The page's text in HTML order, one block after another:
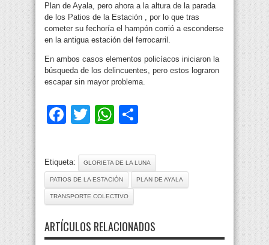
Plan de Ayala, pero ahora a la altura de la parada
de los Patios de la Estación , por lo que tras
cometer su fechoría el hampón corrió a esconderse
en la antigua estación del ferrocarril.
En ambos casos elementos policíacos iniciaron la
búsqueda de los delincuentes, pero estos lograron
escapar sin mayor problema.
Facebook
TwitterWhatsApp
Etiqueta: GLORIETA DE LA LUNA
PATIOS DE LA ESTACIÓN PLAN DE AYALA
TRANSPORTE COLECTIVO
ARTÍCULOS RELACIONADOS